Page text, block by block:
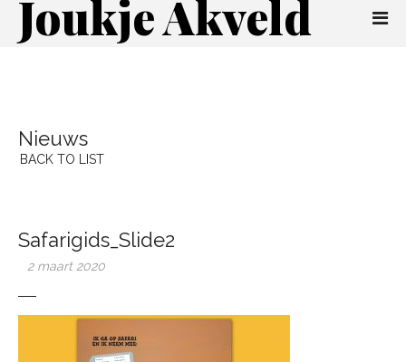
Joukje Akveld
Nieuws
BACK TO LIST
Safarigids_Slide2
2 maart 2020